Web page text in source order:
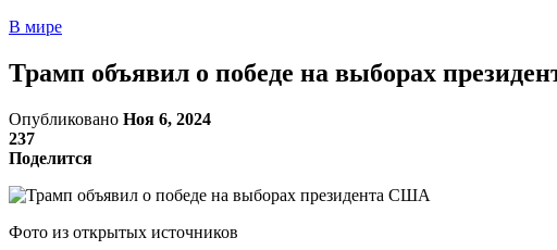
В мире
Трамп объявил о победе на выборах
Опубликовано Ноя 6, 2024
237
Поделится
Фото из открытых источников